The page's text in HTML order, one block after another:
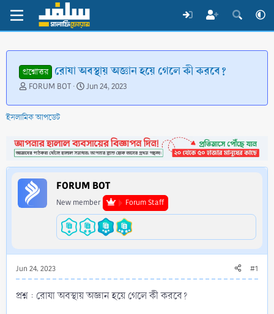
প্রশ্নোত্তর রোযা অবস্থায় অজ্ঞান হয়ে গেলে কী করবে?
T
r
e
d
s
t
a
r
t
FORUM BOT
S
a
d
a
t
e
Jun 24, 2023
ইসলামিক আপডেট
FORUM BOT
New member Forum Staff
Jun 24, 2023 #1
প্রশ্ন : রোযা অবস্থায় অজ্ঞান হয়ে গেলে কী করবে?